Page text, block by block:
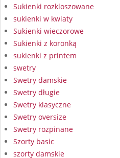
Sukienki rozkloszowane
sukienki w kwiaty
Sukienki wieczorowe
Sukienki z koronką
sukienki z printem
swetry
Swetry damskie
Swetry długie
Swetry klasyczne
Swetry oversize
Swetry rozpinane
Szorty basic
szorty damskie